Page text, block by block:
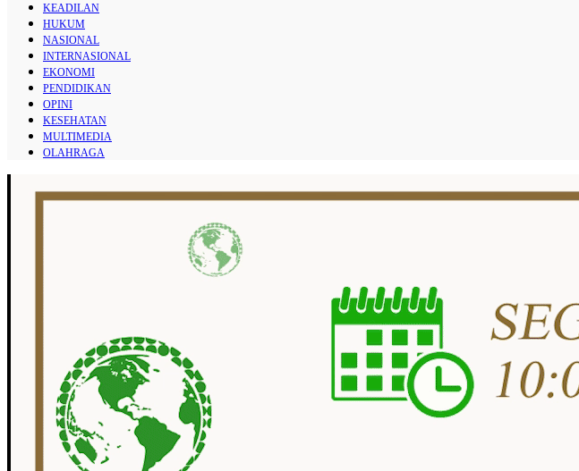
KEADILAN
HUKUM
NASIONAL
INTERNASIONAL
EKONOMI
PENDIDIKAN
OPINI
KESEHATAN
MULTIMEDIA
OLAHRAGA